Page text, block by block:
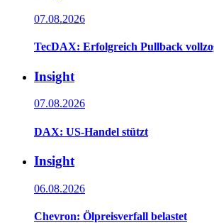
07.08.2026
TecDAX: Erfolgreich Pullback
Insight
07.08.2026
DAX: US-Handel stützt
Insight
06.08.2026
Chevron: Ölpreisverfall belastet